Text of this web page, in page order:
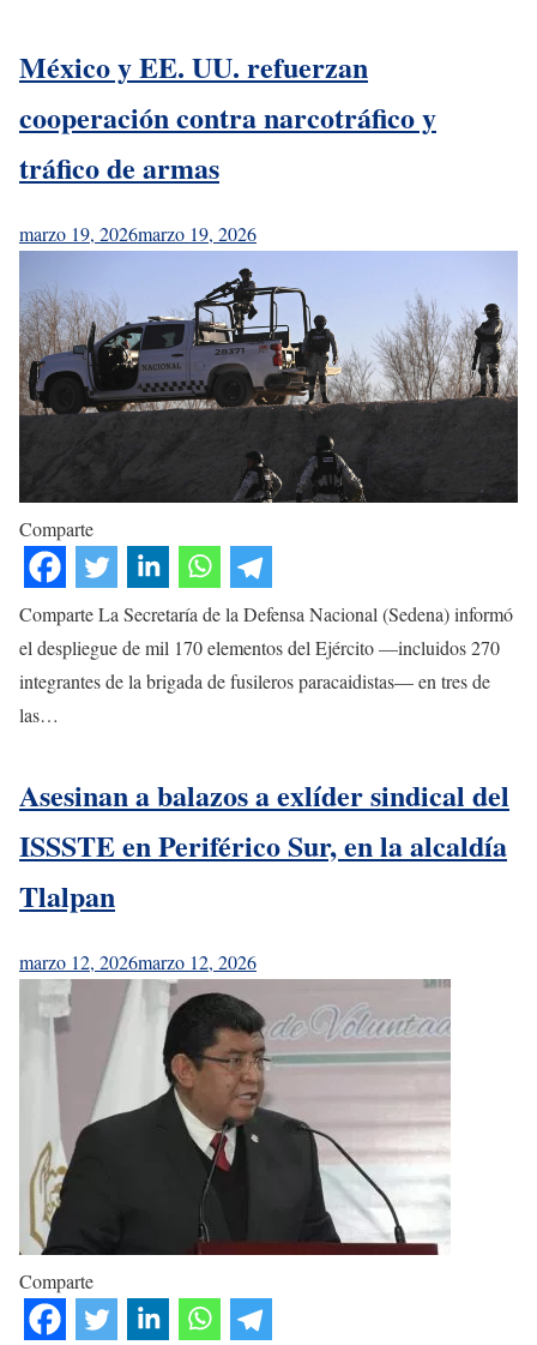
México y EE. UU. refuerzan
cooperación contra narcotráfico y
tráfico de armas
marzo 19, 2026marzo 19, 2026
Comparte
Comparte La Secretaría de la Defensa Nacional (Sedena) informó
el despliegue de mil 170 elementos del Ejército —incluidos 270
integrantes de la brigada de fusileros paracaidistas— en tres de
las…
Asesinan a balazos a exlíder sindical del
ISSSTE en Periférico Sur, en la alcaldía
Tlalpan
marzo 12, 2026marzo 12, 2026
Comparte